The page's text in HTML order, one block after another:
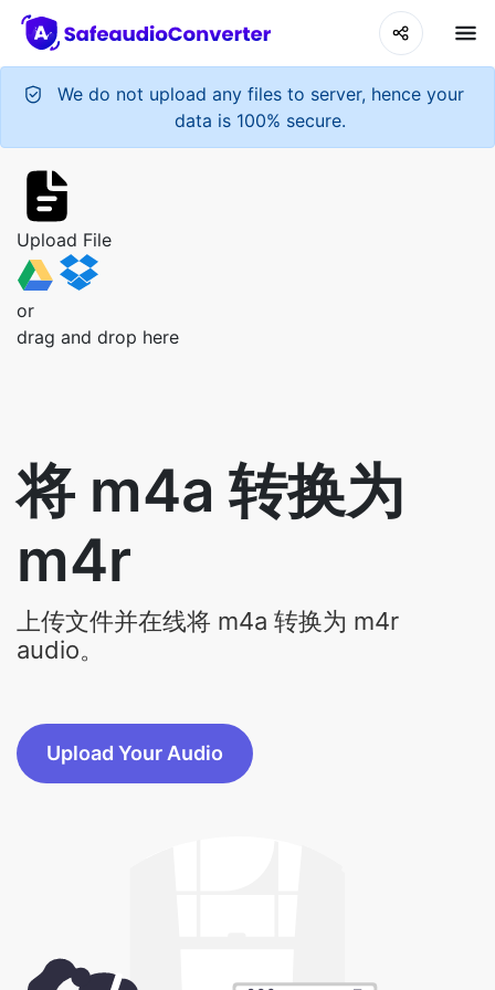
We do not upload any files to server, hence your
data is 100% secure.
Upload File
or
drag and drop here
m4r
上传文件并在线将 m4a 转换为 m4r
audio。